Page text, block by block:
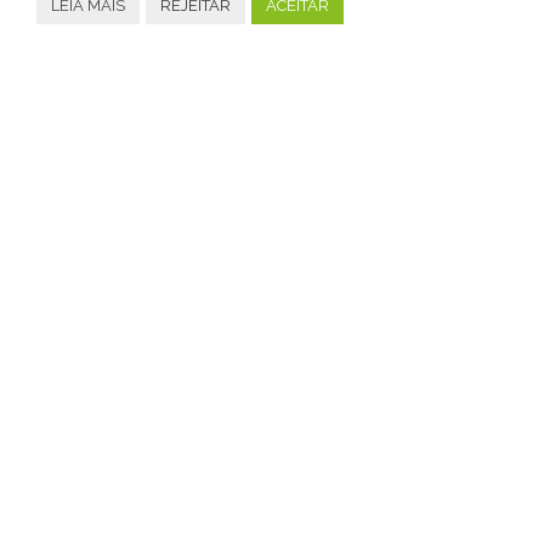
LEIA MAIS REJEITAR ACEITAR